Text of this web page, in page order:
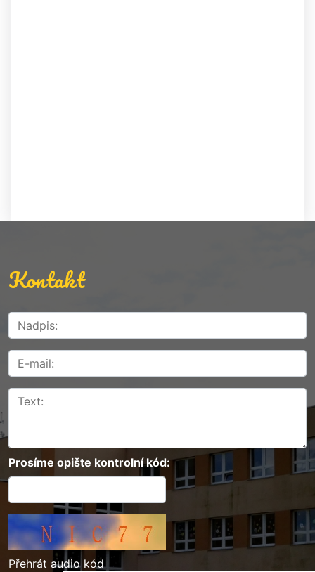
Kontakt
Prosíme opište kontrolní kód:
Přehrát audio kód